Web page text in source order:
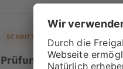
SCHRITT 3 VON 4
Prüfung ablegen